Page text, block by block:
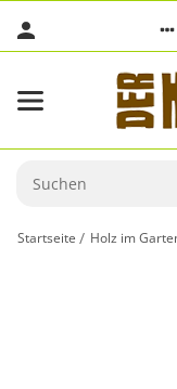
Startseite Holz im